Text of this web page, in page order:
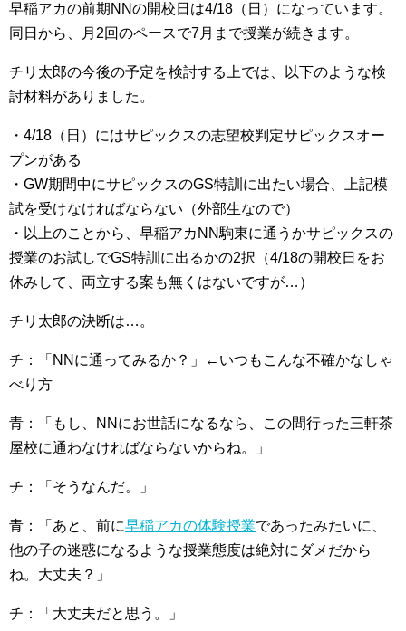
早稲アカの前期NNの開校日は4/18（日）になっています。
同日から、月2回のペースで7月まで授業が続きます。
チリ太郎の今後の予定を検討する上では、以下のような検
討材料がありました。
・4/18（日）にはサピックスの志望校判定サピックスオー
プンがある
・GW期間中にサピックスのGS特訓に出たい場合、上記模
試を受けなければならない（外部生なので）
・以上のことから、早稲アカNN駒東に通うかサピックスの
授業のお試しでGS特訓に出るかの2択（4/18の開校日をお
休みして、両立する案も無くはないですが…）
チリ太郎の決断は…。
チ：「NNに通ってみるか？」←いつもこんな不確かなしゃ
べり方
青：「もし、NNにお世話になるなら、この間行った三軒茶
屋校に通わなければならないからね。」
チ：「そうなんだ。」
青：「あと、前に早稲アカの体験授業であったみたいに、
他の子の迷惑になるような授業態度は絶対にダメだから
ね。大丈夫？」
チ：「大丈夫だと思う。」